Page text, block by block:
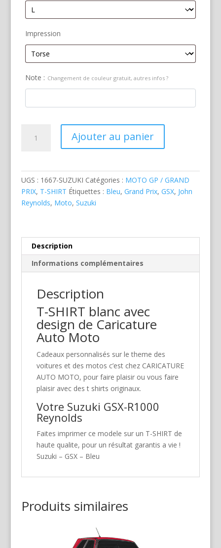
Impression
Note : Changement de couleur gratuit, autres infos ?
Ajouter au panier
UGS : 1667-SUZUKI Catégories : MOTO GP / GRAND
PRIX, T-SHIRT Étiquettes : Bleu, Grand Prix, GSX, John
Reynolds, Moto, Suzuki
Description
Informations complémentaires
Description
T-SHIRT blanc avec
design de Caricature
Auto Moto
Cadeaux personnalisés sur le theme des
voitures et des motos c’est chez CARICATURE
AUTO MOTO, pour faire plaisir ou vous faire
plaisir avec des t shirts originaux.
Votre Suzuki GSX-R1000
Reynolds
Faites imprimer ce modele sur un T-SHIRT de
haute qualite, pour un résultat garantis a vie !
Suzuki – GSX – Bleu
Produits similaires